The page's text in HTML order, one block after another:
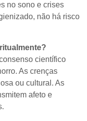
no sono e crises
não há risco
científico
As crenças
ou cultural. As
afeto e